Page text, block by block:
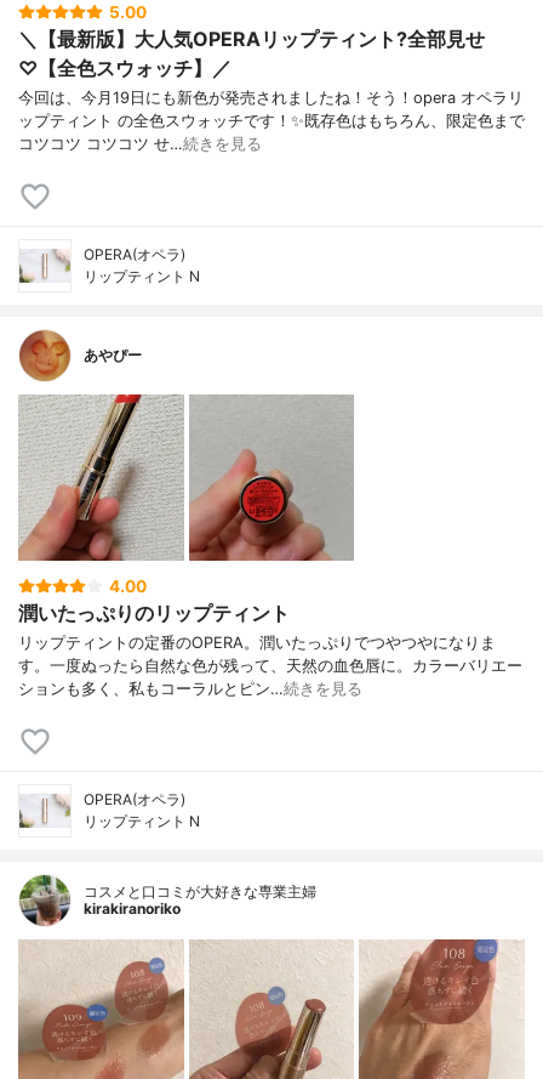
5.00
＼【最新版】大人気OPERAリップティント?全部見せ
♡【全色スウォッチ】／
今回は、今月19日にも新色が発売されましたね！そう！opera オペラリ
ップティント の全色スウォッチです！✨既存色はもちろん、限定色まで
コツコツ コツコツ せ…続きを見る
OPERA(オペラ)
リップティント N
あやぴー
4.00
潤いたっぷりのリップティント
リップティントの定番のOPERA。潤いたっぷりでつやつやになりま
す。一度ぬったら自然な色が残って、天然の血色唇に。カラーバリエー
ションも多く、私もコーラルとピン…続きを見る
OPERA(オペラ)
リップティント N
コスメと口コミが大好きな専業主婦
kirakiranoriko